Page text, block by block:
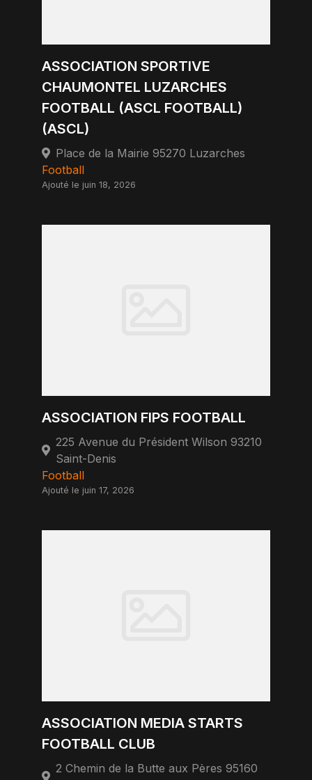
ASSOCIATION SPORTIVE
CHAUMONTEL LUZARCHES
FOOTBALL (ASCL FOOTBALL)
(ASCL)
Place de la Mairie 95270 Luzarches
Football
Ajouté le juin 18, 2026
ASSOCIATION FIPS FOOTBALL
225 Avenue du Président Wilson 93210
Saint-Denis
Football
Ajouté le juin 17, 2026
ASSOCIATION MEDIA STARTS
FOOTBALL CLUB
2 Chemin de la Butte aux Pères 95160